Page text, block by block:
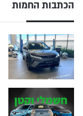
הכתבות החמות